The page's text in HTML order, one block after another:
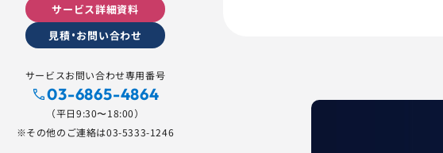
サービス詳細資料
見積・お問い合わせ
サービスお問い合わせ専用番号
03-6865-4864
（平日9:30〜18:00）
※その他のご連絡は03-5333-1246